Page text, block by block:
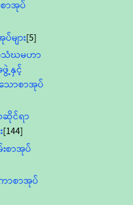
ာအုပ်
များ[5]
သံဃမဟာ
နှင့်
ာစာအုပ်
ဆိုင်ရာ
[144]
းစာအုပ်
ာစာအုပ်